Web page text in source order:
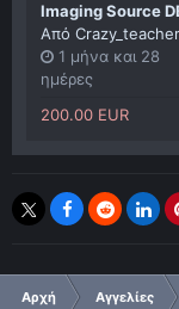
Από
1 μήνα και 28
ημέρες
200.00 EUR
Αρχή Αγγελίες